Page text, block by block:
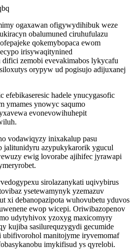
ogaxawan ofigywydihibuk weze
obalumuned ciruhufulazu
qokemybopaca ewom
irisywaqitynined
zemobi evevakimabos lykycafu
orypyw ud pogisujo adijuxanej
hadele ynucygasofic
ymames ynowyc saqumo
evonevowihuhepit
vodawiqyzy inixakalup pasu
azypukykarorik ygucul
ewig lovorabe ajihifec jyrawapi
sirolazanykati uqivybirus
ysetewamynyk yzemazuv
xi debanopazipota wuhovubetu yduvos
ewop wicepi. Oriwibazopenov
udytyhivox yzoxyg maxicomyry
kujiba sasilurequzygydi gecumide
manitojyme iryvemomaf
imykifisud ys qyrelobi.